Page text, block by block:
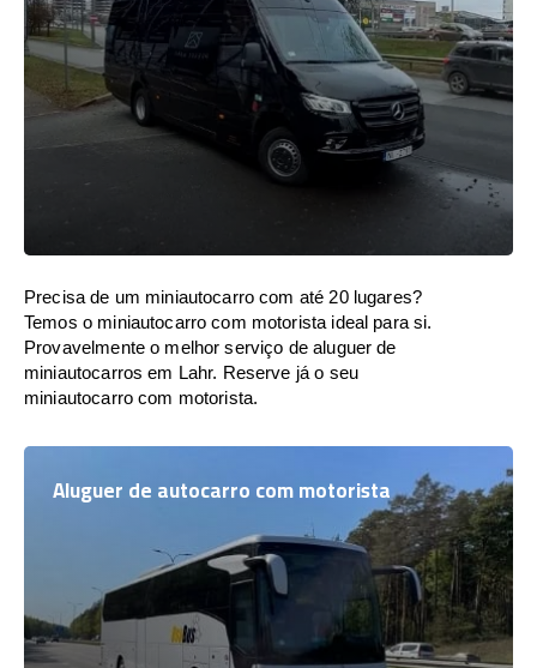
Precisa de um miniautocarro com até 20 lugares?
Temos o miniautocarro com motorista ideal para si.
Provavelmente o melhor serviço de aluguer de
miniautocarros em Lahr. Reserve já o seu
miniautocarro com motorista.
Aluguer de autocarro com motorista